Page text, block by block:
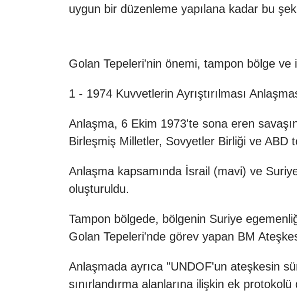
uygun bir düzenleme yapılana kadar bu
Golan Tepeleri'nin önemi, tampon bölge ve
1 - 1974 Kuvvetlerin Ayrıştırılması
Anlaşma, 6 Ekim 1973'te sona eren
Birleşmiş Milletler, Sovyetler Birliği ve ABD
Anlaşma kapsamında İsrail (mavi) ve
oluşturuldu.
Tampon bölgede, bölgenin Suriye
Golan Tepeleri'nde görev yapan BM
Anlaşmada ayrıca "UNDOF'un ateşkesin
sınırlandırma alanlarına ilişkin ek